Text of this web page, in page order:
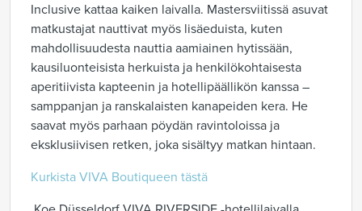
Inclusive kattaa kaiken laivalla. Mastersviitissä asuvat
matkustajat nauttivat myös lisäeduista, kuten
mahdollisuudesta nauttia aamiainen hytissään,
kausiluonteisista herkuista ja henkilökohtaisesta
aperitiivista kapteenin ja hotellipäällikön kanssa –
samppanjan ja ranskalaisten kanapeiden kera. He
saavat myös parhaan pöydän ravintoloissa ja
eksklusiivisen retken, joka sisältyy matkan hintaan.
Kurkista VIVA Boutiqueen tästä